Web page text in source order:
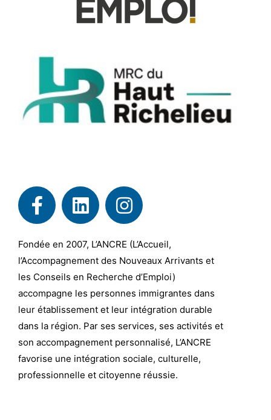
Fondée en 2007, L’ANCRE (L’Accueil,
l’Accompagnement des Nouveaux Arrivants et
les Conseils en Recherche d’Emploi)
accompagne les personnes immigrantes dans
leur établissement et leur intégration durable
dans la région. Par ses services, ses activités et
son accompagnement personnalisé, L’ANCRE
favorise une intégration sociale, culturelle,
professionnelle et citoyenne réussie.